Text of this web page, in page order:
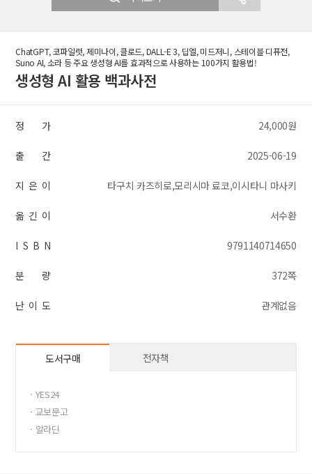
ChatGPT, 코파일럿, 제미나이, 클로드, DALL-E 3, 딥엘, 미드저니, 스테이블 디퓨전,
Suno AI, 소라 등 주요 생성형 AI를 효과적으로 사용하는 100가지 활용법!
생성형 AI 활용 백과사전
정 가 24,000원
출 간 2025-06-19
지 은 이 타구치 카즈히로,모리시마 료코,이시타니 마사키
옮 긴 이 서수환
I S B N 9791140714650
분 량 372쪽
난 이 도 관계없음
도서구매 전자책
· YES24
· 교보문고
· 알라딘